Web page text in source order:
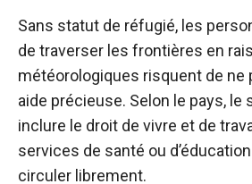
Sans statut de réfugié, les
de traverser les frontières en
météorologiques risquent de ne
aide précieuse. Selon le pays, le
inclure le droit de vivre et de
services de santé ou
circuler librement.